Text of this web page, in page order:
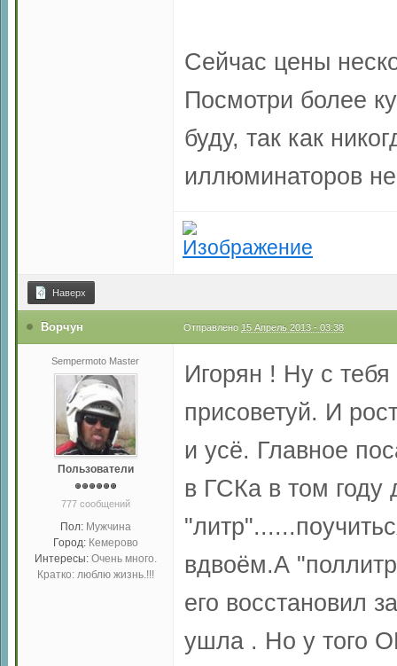
Сейчас цены
Посмотри более
буду, так как
иллюминаторов
Наверх
Ворчун Отправлено 15 Апрель 2013 - 03:38
Sempermoto Master
Пользователи
777 сообщений
Пол: Мужчина
Город: Кемерово
Интересы: Очень много.
Кратко: люблю жизнь.!!!
Игорян ! Ну с
присоветуй. И
и усё. Главное
в ГСКа в том году
вдвоём.А
его восстановил
ушла . Но у того